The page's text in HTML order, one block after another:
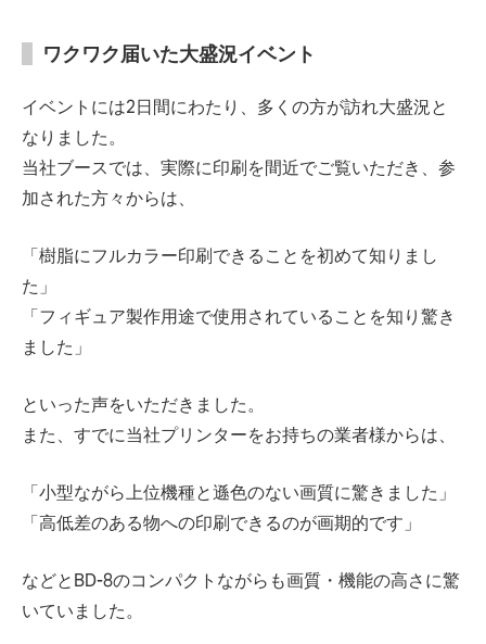
ワクワク届いた大盛況イベント
イベントには2日間にわたり、多くの方が訪れ大盛況と
なりました。
当社ブースでは、実際に印刷を間近でご覧いただき、参
加された方々からは、
「樹脂にフルカラー印刷できることを初めて知りまし
た」
「フィギュア製作用途で使用されていることを知り驚き
ました」
といった声をいただきました。
また、すでに当社プリンターをお持ちの業者様からは、
「小型ながら上位機種と遜色のない画質に驚きました」
「高低差のある物への印刷できるのが画期的です」
などとBD-8のコンパクトながらも画質・機能の高さに驚
いていました。